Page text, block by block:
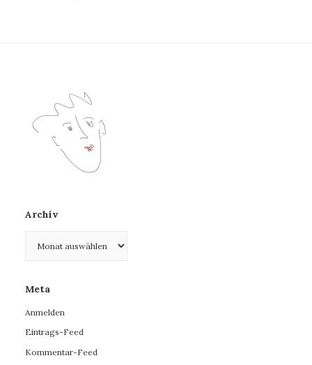
Archiv
Meta
Anmelden
Eintrags-Feed
Kommentar-Feed